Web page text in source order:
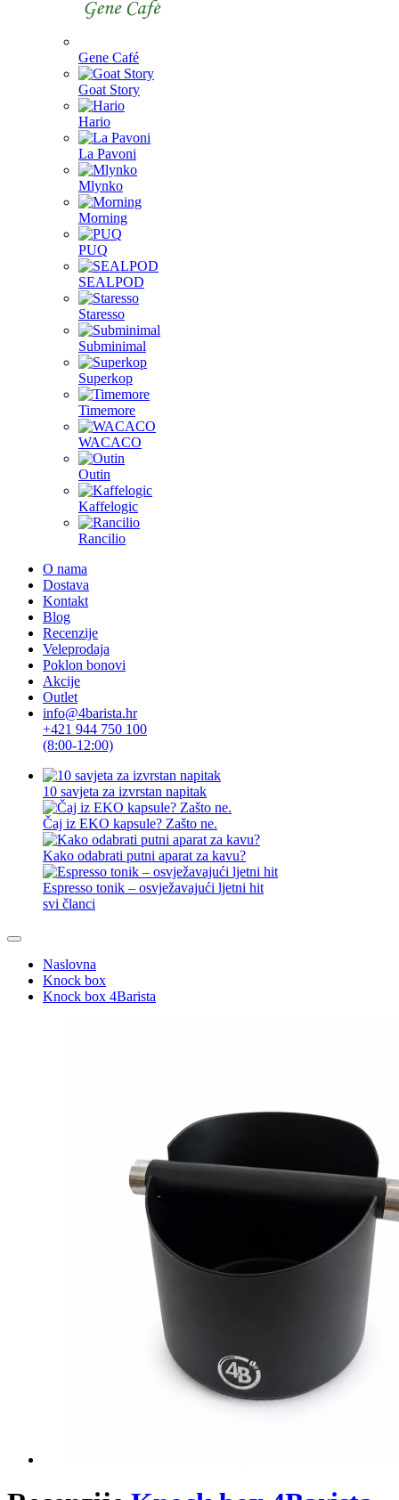
Gene Café
Goat Story
Hario
La Pavoni
Mlynko
Morning
PUQ
SEALPOD
Staresso
Subminimal
Superkop
Timemore
WACACO
Outin
Kaffelogic
Rancilio
O nama
Dostava
Kontakt
Blog
Recenzije
Veleprodaja
Poklon bonovi
Akcije
Outlet
info@4barista.hr
+421 944 750 100
(8:00-12:00)
10 savjeta za izvrstan napitak
Čaj iz EKO kapsule? Zašto ne.
Kako odabrati putni aparat za kavu?
Espresso tonik – osvježavajući ljetni hit
svi članci
Naslovna
Knock box
Knock box 4Barista